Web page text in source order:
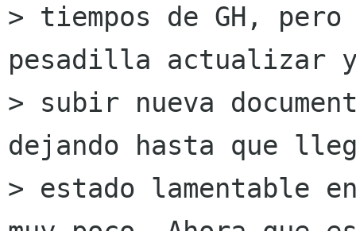
> tiempos de GH,
pesadilla actualizar
> subir nueva
dejando hasta que
> estado lamentable